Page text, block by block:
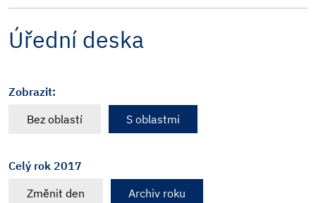
Úřední deska
Zobrazit:
Bez oblastí
S oblastmi
Celý rok 2017
Změnit den
Archiv roku